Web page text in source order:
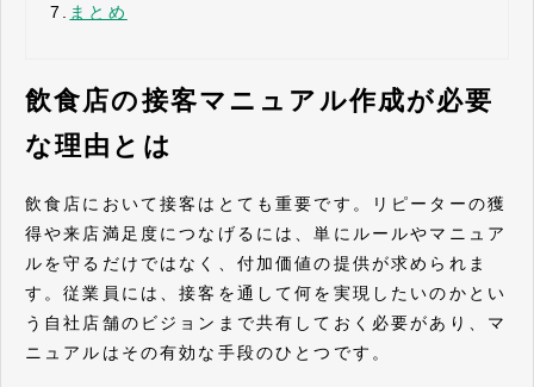
7.
まとめ
飲食店の接客マニュアル作成が必要
な理由とは
飲食店において接客はとても重要です。リピーターの獲
得や来店満足度につなげるには、単にルールやマニュア
ルを守るだけではなく、付加価値の提供が求められま
す。従業員には、接客を通して何を実現したいのかとい
う自社店舗のビジョンまで共有しておく必要があり、マ
ニュアルはその有効な手段のひとつです。